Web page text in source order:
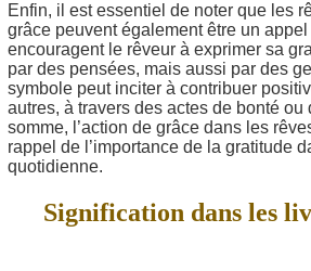
Enfin, il est essentiel de noter que les
grâce peuvent également être un appel
encouragent le rêveur à exprimer sa
par des pensées, mais aussi par des
symbole peut inciter à contribuer
autres, à travers des actes de bonté ou
somme, l’action de grâce dans les
rappel de l’importance de la gratitude
quotidienne.
Signification dans les